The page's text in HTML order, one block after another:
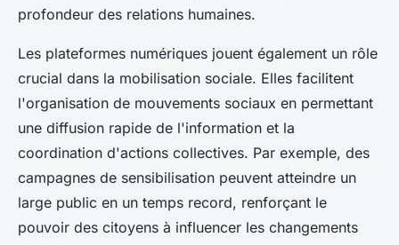
profondeur des relations humaines.
Les plateformes numériques jouent également un rôle
crucial dans la mobilisation sociale. Elles facilitent
l'organisation de mouvements sociaux en permettant
une diffusion rapide de l'information et la
coordination d'actions collectives. Par exemple, des
campagnes de sensibilisation peuvent atteindre un
large public en un temps record, renforçant le
pouvoir des citoyens à influencer les changements